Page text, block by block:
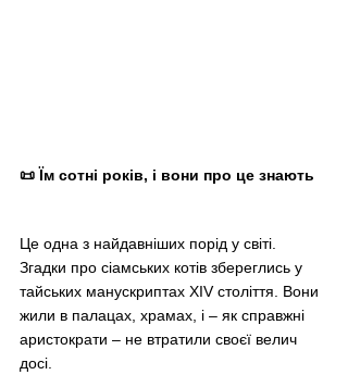
📜 Їм сотні років, і вони про це знають
Це одна з найдавніших порід у світі.
Згадки про сіамських котів збереглись у
тайських манускриптах XIV століття. Вони
жили в палацах, храмах, і – як справжні
аристократи – не втратили своєї велич
досі.